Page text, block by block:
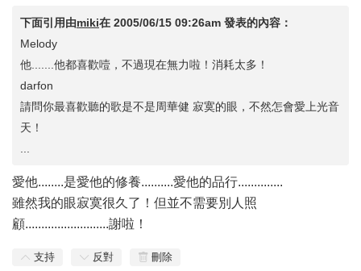
下面引用由miki在 2005/06/15 09:26am 發表的內容：
Melody
他.......他都喜歡噎，不過現在無力啦！消耗太多！
darfon
請問你最喜歡聽的歌是不是周華健 寂寞的眼，不然怎會愛上光音
天！
愛他........是愛他的修養..........愛他的品行..............
雖然我的眼寂寞很久了！但並不需要別人照
顧..........................謝啦！
支持 反對 刪除